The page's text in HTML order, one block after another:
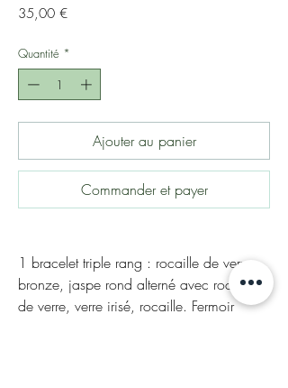
35,00 €Prix
Quantité *
Ajouter au panier
Commander et payer
1 bracelet triple rang : rocaille de verre
bronze, jaspe rond alterné avec rocaille
de verre, verre irisé, rocaille. Fermoir